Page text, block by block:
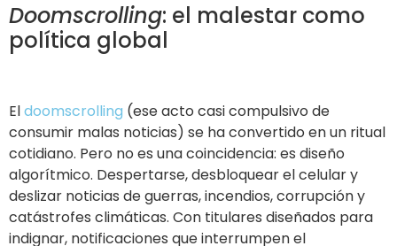
Doomscrolling: el malestar como
política global
Eldoomscrolling (ese acto casi compulsivo de
consumir malas noticias) se ha convertido en un ritual
cotidiano. Pero no es una coincidencia: es diseño
algorítmico. Despertarse, desbloquear el celular y
deslizar noticias de guerras, incendios, corrupción y
catástrofes climáticas. Con titulares diseñados para
indignar, notificaciones que interrumpen el